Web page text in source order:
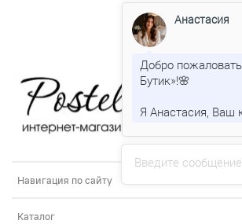
Навигация по сайту
Каталог
Введите сообщение
Анастасия
Добро
Бутик»!🌸
Я Анастасия, Ваш